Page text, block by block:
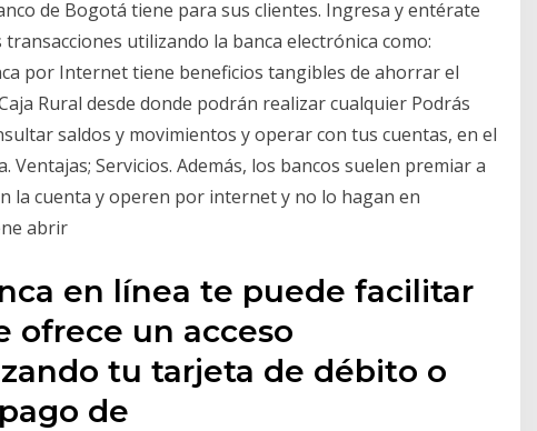
de Bogotá tiene para sus clientes. Ingresa y entérate
utilizando la banca electrónica como:
por Internet tiene beneficios tangibles de ahorrar el
Rural desde donde podrán realizar cualquier Podrás
saldos y movimientos y operar con tus cuentas, en el
Ventajas; Servicios. Además, los bancos suelen premiar a
la cuenta y operen por internet y no lo hagan en
abrir
en línea te puede facilitar
ofrece un acceso
tu tarjeta de débito o
de